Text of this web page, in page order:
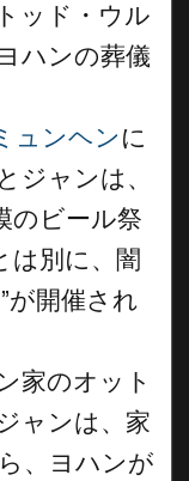
ッド・ウル
ハンの葬儀
ュンヘン に
ジャンは、
のビール祭
は別に、闇
が開催され
家のオット
ャンは、家
、ヨハンが